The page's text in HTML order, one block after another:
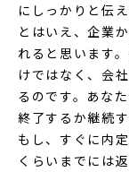
にしっかりと伝
とはいえ、企業
れると思います
けではなく、会
るのです。あな
終了するか継続
もし、すぐに内
くらいまでには